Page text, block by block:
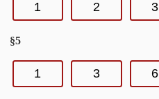
1 2 3
§5
1 3 6